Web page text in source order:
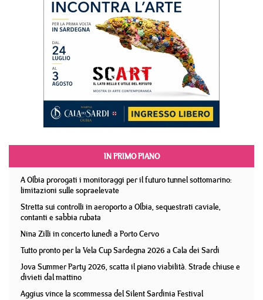
IN PRIMO PIANO
A Olbia prorogati i monitoraggi per il futuro tunnel sottomarino:
limitazioni sulle sopraelevate
Stretta sui controlli in aeroporto a Olbia, sequestrati caviale,
contanti e sabbia rubata
Nina Zilli in concerto lunedì a Porto Cervo
Tutto pronto per la Vela Cup Sardegna 2026 a Cala dei Sardi
Jova Summer Party 2026, scatta il piano viabilità. Strade chiuse e
divieti dal mattino
Aggius vince la scommessa del Silent Sardinia Festival